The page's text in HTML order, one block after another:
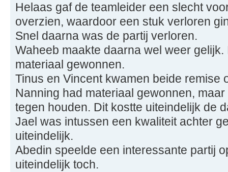
Helaas gaf de teamleider een slecht
overzien, waardoor een stuk verloren
Snel daarna was de partij verloren.
Waheeb maakte daarna wel weer
materiaal gewonnen.
Tinus en Vincent kwamen beide remise
Nanning had materiaal gewonnen,
tegen houden. Dit kostte uiteindelijk de
Jael was intussen een kwaliteit achter
uiteindelijk.
Abedin speelde een interessante partij
uiteindelijk toch.